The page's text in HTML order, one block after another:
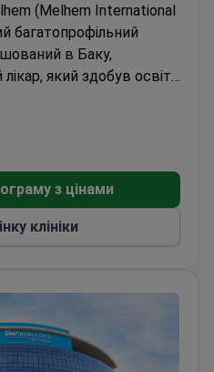
(Melhem International
багатопрофільний
в Баку,
який здобув освіту
була проведена
Паркінсона
цю лікарню для
Найчастіше
з російськомовних
Ліги.
з цінами
клініки